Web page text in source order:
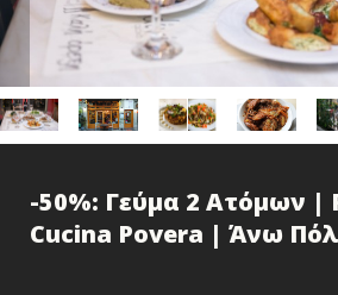
-50%: Γεύμα 2 Ατόμων |
Cucina Povera | Άνω